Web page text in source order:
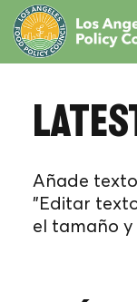
Añade
"Editar
el tamaño y